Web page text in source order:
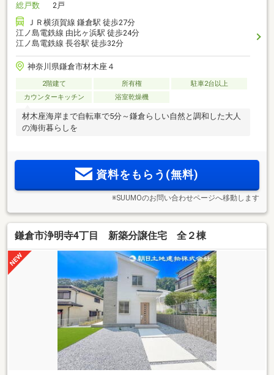
総戸数
2戸
ＪＲ横須賀線 鎌倉駅 徒歩27分
江ノ島電鉄線 由比ヶ浜駅 徒歩24分
江ノ島電鉄線 長谷駅 徒歩32分
神奈川県鎌倉市材木座４
2階建て 所有権
駐車2台以上
カウンターキッチン
浴室乾燥機
材木座海岸まで自転車で5分～鎌倉らしい自然と調和した大人
の海街暮らしを
資料をもらう(無料)
※SUUMOのお問い合わせページへ移動します
鎌倉市浄明寺4丁目 新築分譲住宅 全２棟